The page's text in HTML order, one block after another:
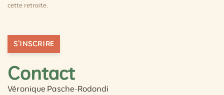
cette retraite.
S'INSCRIRE
Contact
Véronique Pasche-Rodondi